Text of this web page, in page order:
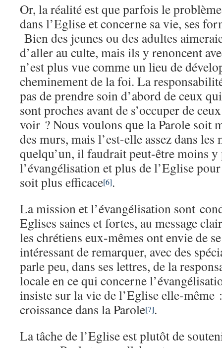
Or, la réalité est que parfois le
dans l’Eglise et concerne sa vie, ses
Bien des jeunes ou des adultes
d’aller au culte, mais ils y renoncent
n’est plus vue comme un lieu de
cheminement de la foi. La
pas de prendre soin d’abord de ceux
sont proches avant de s’occuper de
voir ? Nous voulons que la Parole soit
des murs, mais l’est-elle assez dans
quelqu’un, il faudrait peut-être moins y
l’évangélisation et plus de l’Eglise
soit plus efficace[6].
La mission et l’évangélisation sont
Eglises saines et fortes, au message
les chrétiens eux-mêmes ont envie de
intéressant de remarquer, avec des
parle peu, dans ses lettres, de la
locale en ce qui concerne
insiste sur la vie de l’Eglise elle-même
croissance dans la Parole[7].
La tâche de l’Eglise est plutôt de